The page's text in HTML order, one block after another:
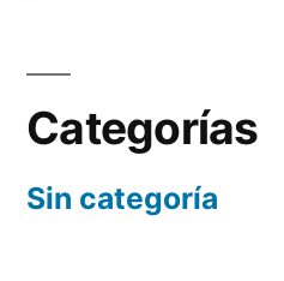
Categorías
Sin categoría